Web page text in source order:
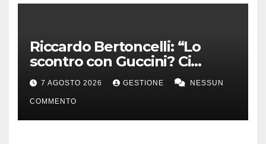
Riccardo Bertoncelli: “Lo
scontro con Guccini? Ci
volevamo bene”
7 AGOSTO 2026 GESTIONE NESSUN
COMMENTO